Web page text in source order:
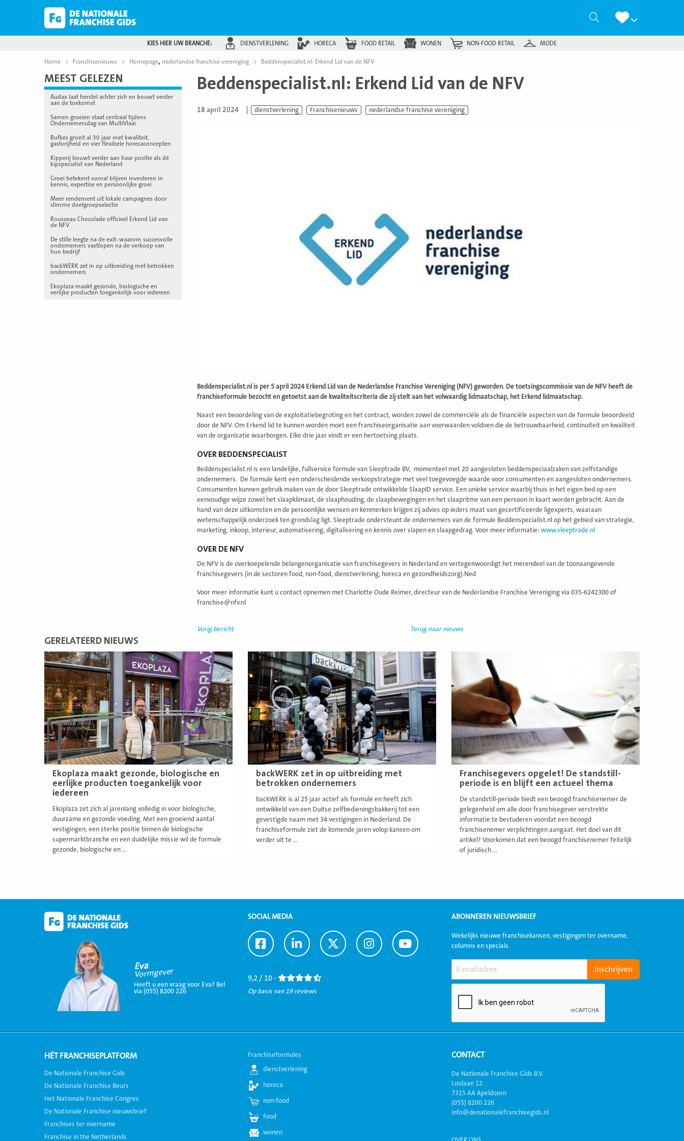
Zoeken
KIES HIER UW BRANCHE: DIENSTVERLENING HORECA FOOD RETAIL WONEN NON-FOOD RETAIL MODE
Home Franchisenieuws Homepage, nederlandse franchise vereniging Beddenspecialist.nl: Erkend Lid van de NFV
MEEST GELEZEN
Audax laat herstel achter zich en bouwt verder
aan de toekomst
Samen groeien staat centraal tijdens
Ondernemersdag van MultiVlaai
Bufkes groeit al 30 jaar met kwaliteit,
gastvrijheid en vier flexibele horecaconcepten
Kipperij bouwt verder aan haar positie als dé
kipspecialist van Nederland
Groei betekent vooral blijven investeren in
kennis, expertise en persoonlijke groei
Meer rendement uit lokale campagnes door
slimme doelgroepselectie
Rousseau Chocolade officieel Erkend Lid van
de NFV
De stille leegte na de exit: waarom succesvolle
ondernemers vastlopen na de verkoop van
hun bedrijf
backWERK zet in op uitbreiding met betrokken
ondernemers
Ekoplaza maakt gezonde, biologische en
eerlijke producten toegankelijk voor iedereen
Beddenspecialist.nl: Erkend Lid van de NFV
18 april 2024 dienstverlening Franchisenieuws nederlandse franchise vereniging
Beddenspecialist.nl is per 5 april 2024 Erkend Lid van de Nederlandse Franchise Vereniging (NFV) geworden. De toetsingscommissie van de NFV heeft de
franchiseformule bezocht en getoetst aan de kwaliteitscriteria die zij stelt aan het volwaardig lidmaatschap, het Erkend lidmaatschap.
Naast een beoordeling van de exploitatiebegroting en het contract, worden zowel de commerciële als de financiële aspecten van de formule beoordeeld
door de NFV. Om Erkend lid te kunnen worden moet een franchiseorganisatie aan voorwaarden voldoen die de betrouwbaarheid, continuïteit en kwaliteit
van de organisatie waarborgen. Elke drie jaar vindt er een hertoetsing plaats.
OVER BEDDENSPECIALIST
Beddenspecialist.nl is een landelijke, fullservice formule van Sleeptrade BV, momenteel met 20 aangesloten beddenspeciaalzaken van zelfstandige
ondernemers. De formule kent een onderscheidende verkoopstrategie met veel toegevoegde waarde voor consumenten en aangesloten ondernemers.
Consumenten kunnen gebruik maken van de door Sleeptrade ontwikkelde SlaapID service. Een unieke service waarbij thuis in het eigen bed op een
eenvoudige wijze zowel het slaapklimaat, de slaaphouding, de slaapbewegingen en het slaapritme van een persoon in kaart worden gebracht. Aan de
hand van deze uitkomsten en de persoonlijke wensen en kenmerken krijgen zij advies op ieders maat van gecertificeerde ligexperts, waaraan
wetenschappelijk onderzoek ten grondslag ligt. Sleeptrade ondersteunt de ondernemers van de formule Beddenspecialist.nl op het gebied van strategie,
marketing, inkoop, interieur, automatisering, digitalisering en kennis over slapen en slaapgedrag. Voor meer informatie: www.sleeptrade.nl
OVER DE NFV
De NFV is de overkoepelende belangenorganisatie van franchisegevers in Nederland en vertegenwoordigt het merendeel van de toonaangevende
franchisegevers (in de sectoren food, non-food, dienstverlening, horeca en gezondheidszorg).Ned
Voor meer informatie kunt u contact opnemen met Charlotte Oude Reimer, directeur van de Nederlandse Franchise Vereniging via 035-6242300 of
franchise@nfv.nl
Vorig bericht Terug naar nieuws
GERELATEERD NIEUWS
Ekoplaza maakt gezonde, biologische en
eerlijke producten toegankelijk voor
iedereen
Ekoplaza zet zich al jarenlang volledig in voor biologische,
duurzame en gezonde voeding. Met een groeiend aantal
vestigingen, een sterke positie binnen de biologische
supermarktbranche en een duidelijke missie wil de formule
gezonde, biologische en ...
Lees
meer
backWERK zet in op uitbreiding met
betrokken ondernemers
backWERK is al 25 jaar actief als formule en heeft zich
ontwikkeld van een Duitse zelfbedieningsbakkerij tot een
gevestigde naam met 34 vestigingen in Nederland. De
franchiseformule ziet de komende jaren volop kansen om
verder uit te ...
Lees
meer
Franchisegevers opgelet! De standstill-
periode is en blijft een actueel thema
De standstill-periode biedt een beoogd franchisenemer de
gelegenheid om alle door franchisegever verstrekte
informatie te bestuderen voordat een beoogd
franchisenemer verplichtingen aangaat. Het doel van dit
artikel? Voorkomen dat een beoogd franchisenemer feitelijk
of juridisch ...
Eva
Vormgever
Heeft u een vraag voor Eva? Bel
via (055) 8200 226
SOCIAL MEDIA
Ga
naar
Ga
naar
Ga
naar
Ga
naar
Ga
naar
9,2 / 10 -
Op basis van 19 reviews
ABONNEREN NIEUWSBRIEF
Wekelijks nieuwe franchisekansen, vestigingen ter overname,
columns en specials.
HÉT FRANCHISEPLATFORM
De Nationale Franchise Gids
De Nationale Franchise Beurs
Het Nationale Franchise Congres
De Nationale Franchise nieuwsbrief
Franchises ter overname
Franchise in the Netherlands
Franchiseformules
dienstverlening
horeca
non-food
food
wonen
CONTACT
De Nationale Franchise Gids B.V.
Loolaan 12
7315 AA Apeldoorn
(055) 8200 226
info@denationalefranchisegids.nl